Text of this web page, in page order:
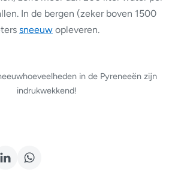
In de bergen (zeker boven 1500
sneeuw opleveren.
in de Pyreneeën zijn
indrukwekkend!